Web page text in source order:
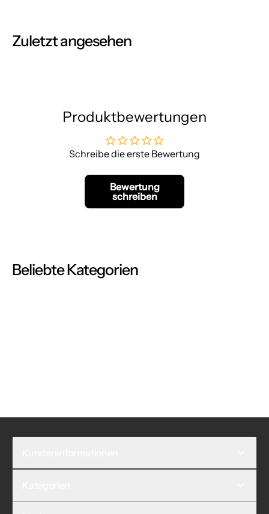
Zuletzt angesehen
Produktbewertungen
Schreibe die erste Bewertung
Bewertung
schreiben
Beliebte Kategorien